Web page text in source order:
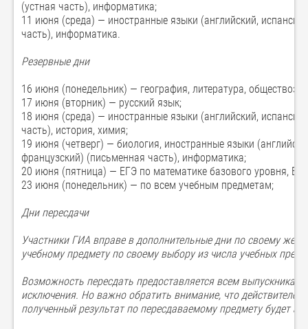
(устная часть), информатика;
11 июня (среда) — иностранные языки (английский,
часть), информатика.
Резервные дни
16 июня (понедельник) — география, литература,
17 июня (вторник) — русский язык;
18 июня (среда) — иностранные языки (английский,
часть), история, химия;
19 июня (четверг) — биология, иностранные языки
французский) (письменная часть), информатика;
20 июня (пятница) — ЕГЭ по математике базового уровня,
23 июня (понедельник) — по всем учебным предметам;
Дни пересдачи
Участники ГИА вправе в дополнительные дни по своему
учебному предмету по своему выбору из числа учебных
Возможность пересдать предоставляется всем выпускникам
исключения. Но важно обратить внимание, что действителен
полученный результат по пересдаваемому предмету будет